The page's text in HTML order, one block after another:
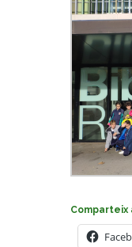
Comparteix